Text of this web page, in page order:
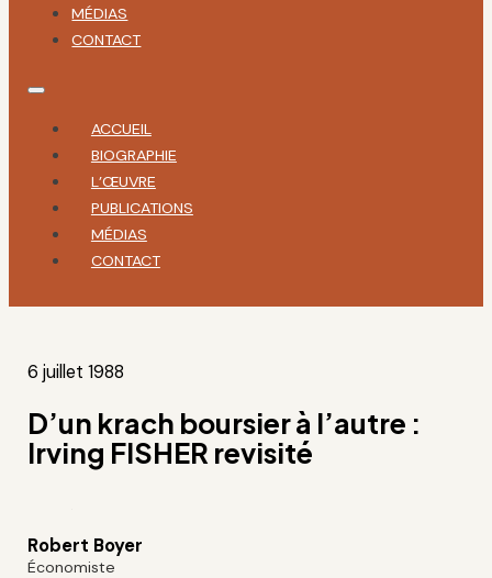
MÉDIAS
CONTACT
ACCUEIL
BIOGRAPHIE
L’ŒUVRE
PUBLICATIONS
MÉDIAS
CONTACT
6 juillet 1988
D’un krach boursier à l’autre :
Irving FISHER revisité
Robert Boyer
Économiste